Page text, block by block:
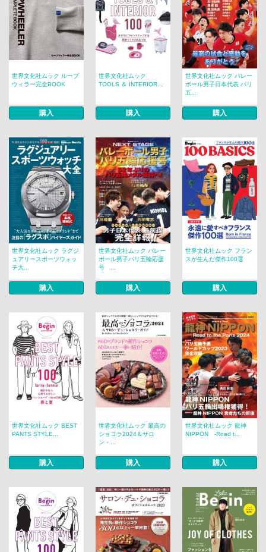
世界文化社ムック ループ
ウィラー完全BOOK
購入
世界文化社ムック
TOOLS ＆ INTERIOR...
購入
世界文化社ムック バレー
ボール男子日本代表 パリ
五...
購入
世界文化社ムック ラグジ
ュアリースポーツウォッ
チ大...
購入
世界文化社ムック バレー
ボール男子パリ五輪応援
号 ...
購入
世界文化社ムック フラン
スが生んだ傑作100選
購入
世界文化社ムック BEST
PANTS STYLE...
購入
世界文化社ムック 最高の
ショコラ2024＆サロ
ン・...
購入
世界文化社ムック 龍神
NIPPON -Road t...
購入